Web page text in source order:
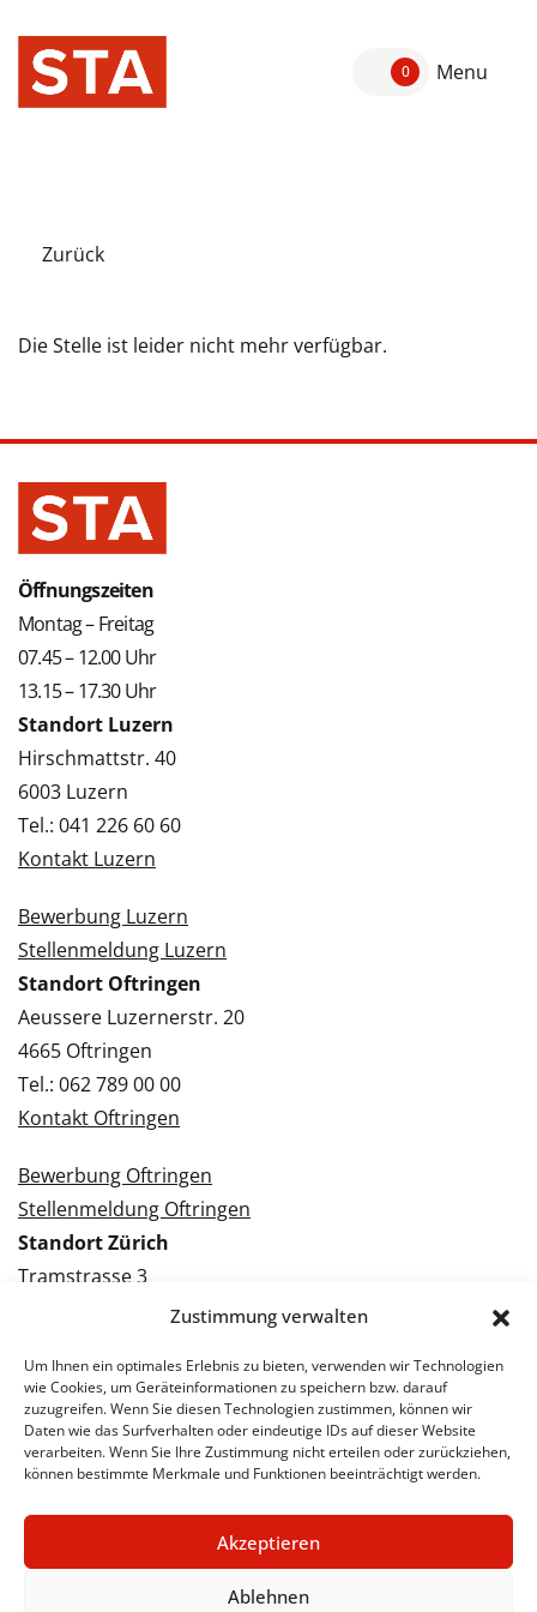
Zustimmung verwalten
Um Ihnen ein optimales Erlebnis zu bieten, verwenden wir Technologien
wie Cookies, um Geräteinformationen zu speichern bzw. darauf
zuzugreifen. Wenn Sie diesen Technologien zustimmen, können wir
Daten wie das Surfverhalten oder eindeutige IDs auf dieser Website
verarbeiten. Wenn Sie Ihre Zustimmung nicht erteilen oder zurückziehen,
können bestimmte Merkmale und Funktionen beeinträchtigt werden.
Akzeptieren
Ablehnen
0 Menu
Zurück
Die Stelle ist leider nicht mehr verfügbar.
Öffnungszeiten
Montag – Freitag
07.45 – 12.00 Uhr
13.15 – 17.30 Uhr
Standort Luzern
Hirschmattstr. 40
6003 Luzern
Tel.: 041 226 60 60
Kontakt Luzern
Bewerbung Luzern
Stellenmeldung Luzern
Standort Oftringen
Aeussere Luzernerstr. 20
4665 Oftringen
Tel.: 062 789 00 00
Kontakt Oftringen
Bewerbung Oftringen
Stellenmeldung Oftringen
Standort Zürich
Tramstrasse 3
Kontakt Zürich
Bewerbung Zürich
Stellenmeldung Zürich